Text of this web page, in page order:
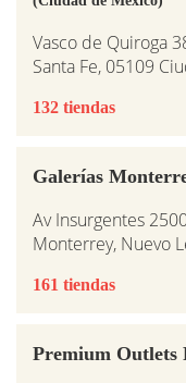
Vasco de Quiroga
Santa Fe, 05109
132 tiendas
Galerías
Av Insurgentes
Monterrey, Nuevo
161 tiendas
Premium Outlets